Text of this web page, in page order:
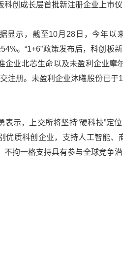
科创成长层首批新注册企业上市仪
显示，截至10月28日，今年以
。“1+6”政策发布后，科创板
企业北芯生命以及未盈利企业摩
注册。未盈利企业沐曦股份已
表示，上交所将坚持“硬科技”定
优质科创企业，支持人工智能、
拘一格支持具有参与全球竞争潜